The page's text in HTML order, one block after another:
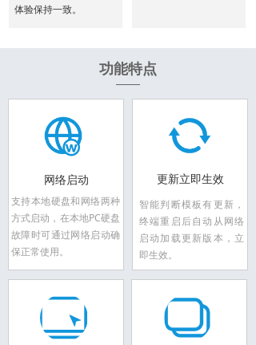
支持本地硬盘和网络两种
方式启动，在本地PC硬盘
故障时可通过网络启动确
保正常使用。
网络启动
智能判断模板有更新，
终端重启后自动从网络
启动加载更新版本，立
即生效。
更新立即生效
功能特点
体验保持一致。